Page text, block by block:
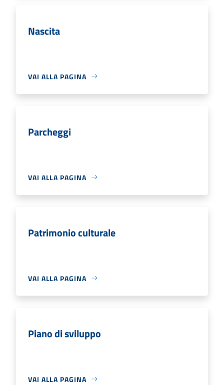
Nascita
VAI ALLA PAGINA
Parcheggi
VAI ALLA PAGINA
Patrimonio culturale
VAI ALLA PAGINA
Piano di sviluppo
VAI ALLA PAGINA